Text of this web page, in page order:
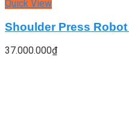
Quick View
Shoulder Press Robot
37.000.000₫